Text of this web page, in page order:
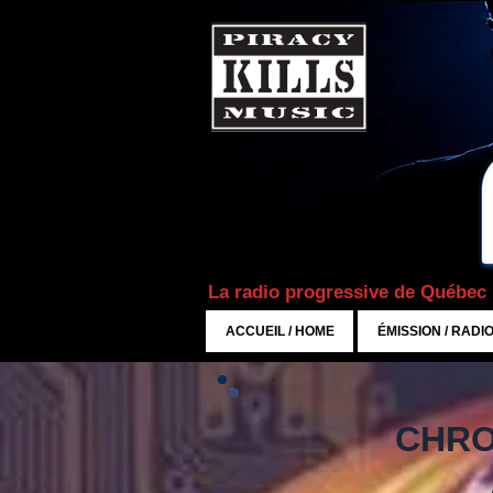
La radio progressive de Québec
ACCUEIL / HOME ÉMISSION /